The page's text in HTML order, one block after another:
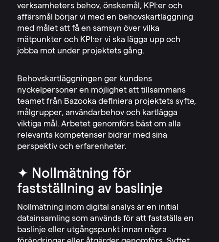
verksamheters behov, önskemål, KPI:er och
affärsmål börjar vi med en behovskartläggning
med målet att få en samsyn över vilka
mätpunkter och KPI:er vi ska lägga upp och
jobba mot under projektets gång.
Behovskartläggningen ger kundens
nyckelpersoner en möjlighet att tillsammans
teamet från Bazooka definiera projektets syfte,
målgrupper, användarbehov och kartlägga
viktiga mål. Arbetet genomförs bäst om alla
relevanta kompetenser bidrar med sina
perspektiv och erfarenheter.
✦ Nollmätning för
fastställning av baslinje
Nollmätning inom digital analys är en initial
datainsamling som används för att fastställa en
baslinje eller utgångspunkt innan några